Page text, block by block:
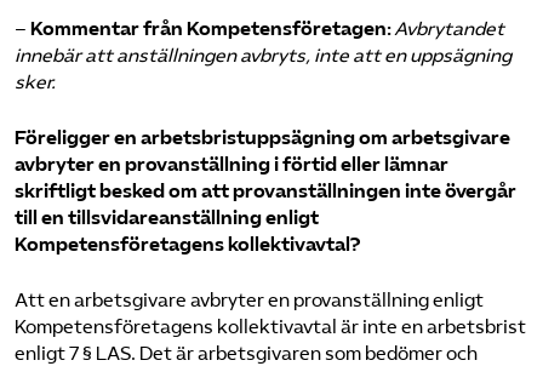
– Kommentar från Kompetensföretagen:Avbrytandet
innebär att anställningen avbryts, inte att en uppsägning
sker.
Föreligger en arbetsbristuppsägning om arbetsgivare
avbryter en provanställning i förtid eller lämnar
skriftligt besked om att provanställningen inte övergår
till en tillsvidareanställning enligt
Kompetensföretagens kollektivavtal?
Att en arbetsgivare avbryter en provanställning enligt
Kompetensföretagens kollektivavtal är inte en arbetsbrist
enligt 7 § LAS. Det är arbetsgivaren som bedömer och